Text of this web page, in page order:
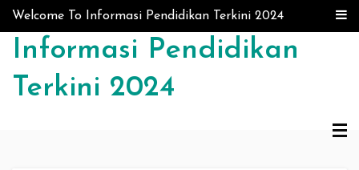
Skip to content
Welcome To Informasi Pendidikan Terkini 2024
Informasi Pendidikan
Terkini 2024